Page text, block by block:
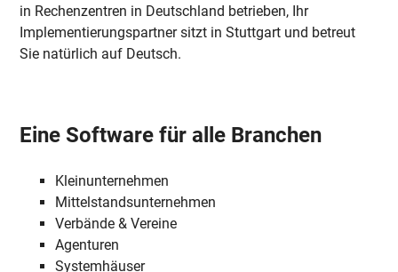
in Rechenzentren in Deutschland betrieben, Ihr
Implementierungspartner sitzt in Stuttgart und betreut
Sie natürlich auf Deutsch.
Eine Software für alle Branchen
Kleinunternehmen
Mittelstandsunternehmen
Verbände & Vereine
Agenturen
Systemhäuser